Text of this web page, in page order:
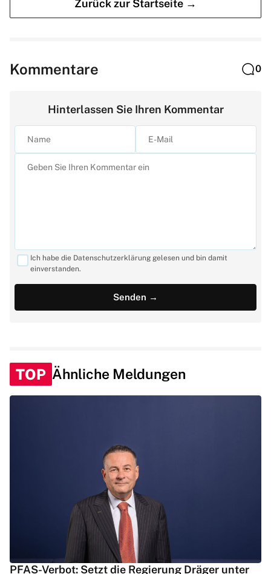
Zurück zur Startseite →
Kommentare 0
Hinterlassen Sie Ihren Kommentar
Ich habe die Datenschutzerklärung gelesen und bin damit
einverstanden.
TOP Ähnliche Meldungen
PFAS-Verbot: Setzt die Regierung Dräger unter